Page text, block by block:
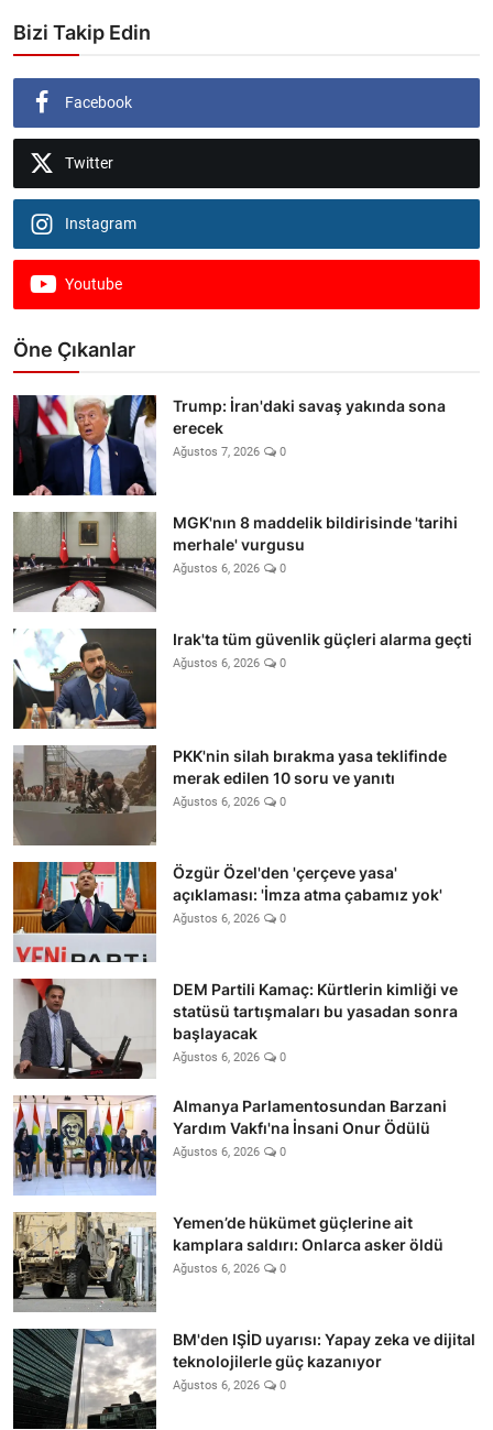
Bizi Takip Edin
Facebook
Twitter
Instagram
Youtube
Öne Çıkanlar
Trump: İran'daki savaş yakında sona
erecek
Ağustos 7, 2026 0
MGK'nın 8 maddelik bildirisinde 'tarihi
merhale' vurgusu
Ağustos 6, 2026 0
Irak'ta tüm güvenlik güçleri alarma geçti
Ağustos 6, 2026 0
PKK'nin silah bırakma yasa teklifinde
merak edilen 10 soru ve yanıtı
Ağustos 6, 2026 0
Özgür Özel'den 'çerçeve yasa'
açıklaması: 'İmza atma çabamız yok'
Ağustos 6, 2026 0
DEM Partili Kamaç: Kürtlerin kimliği ve
statüsü tartışmaları bu yasadan sonra
başlayacak
Ağustos 6, 2026 0
Almanya Parlamentosundan Barzani
Yardım Vakfı'na İnsani Onur Ödülü
Ağustos 6, 2026 0
Yemen’de hükümet güçlerine ait
kamplara saldırı: Onlarca asker öldü
Ağustos 6, 2026 0
BM'den IŞİD uyarısı: Yapay zeka ve dijital
teknolojilerle güç kazanıyor
Ağustos 6, 2026 0